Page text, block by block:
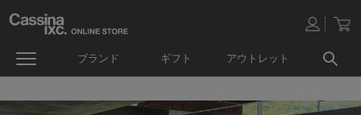
ブランド ギフト アウトレット